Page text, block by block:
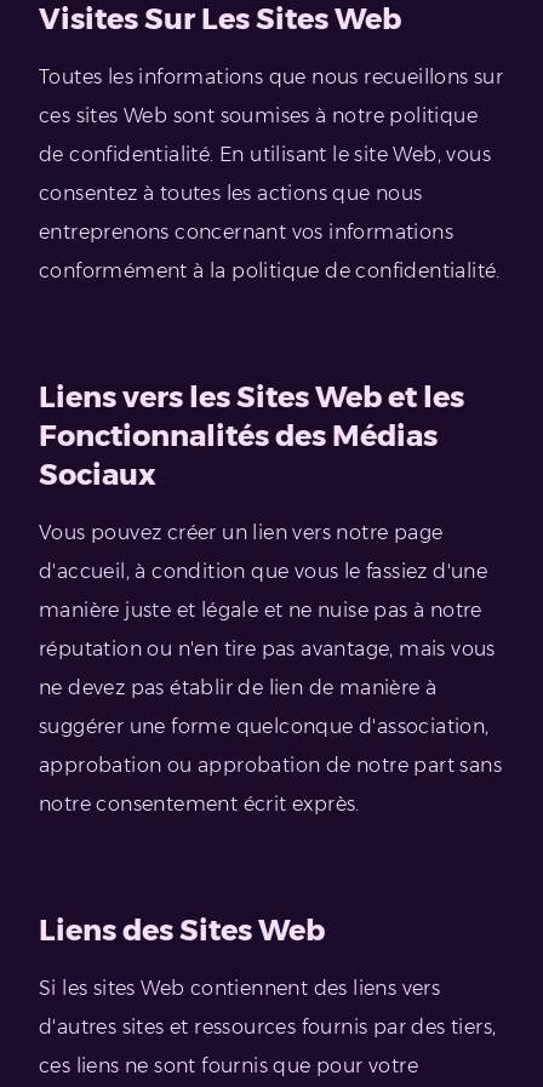
Visites Sur Les Sites Web
Toutes les informations que nous recueillons sur
ces sites Web sont soumises à notre politique
de confidentialité. En utilisant le site Web, vous
consentez à toutes les actions que nous
entreprenons concernant vos informations
conformément à la politique de confidentialité.
Liens vers les Sites Web et les
Fonctionnalités des Médias
Sociaux
Vous pouvez créer un lien vers notre page
d'accueil, à condition que vous le fassiez d'une
manière juste et légale et ne nuise pas à notre
réputation ou n'en tire pas avantage, mais vous
ne devez pas établir de lien de manière à
suggérer une forme quelconque d'association,
approbation ou approbation de notre part sans
notre consentement écrit exprès.
Liens des Sites Web
Si les sites Web contiennent des liens vers
d'autres sites et ressources fournis par des tiers,
ces liens ne sont fournis que pour votre